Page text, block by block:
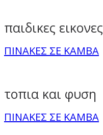
παιδικες εικονες
ΠΙΝΑΚΕΣ ΣΕ ΚΑΜΒΑ
τοπια και φυση
ΠΙΝΑΚΕΣ ΣΕ ΚΑΜΒΑ